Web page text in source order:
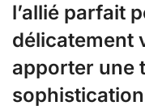
l’allié parfait
délicatement
apporter une